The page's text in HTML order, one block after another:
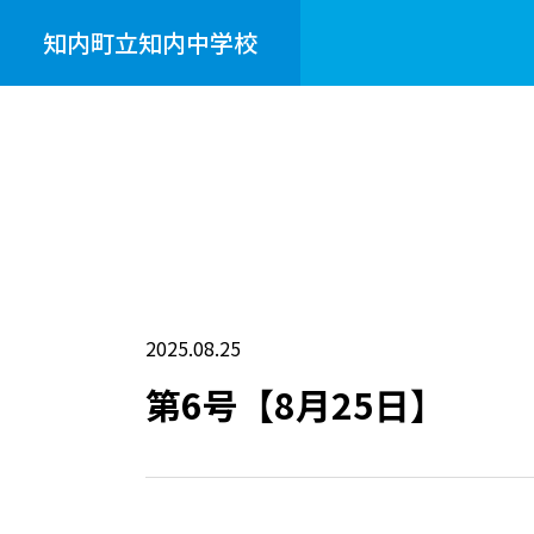
知内町立知内中学校
2025.08.25
第6号【8月25日】